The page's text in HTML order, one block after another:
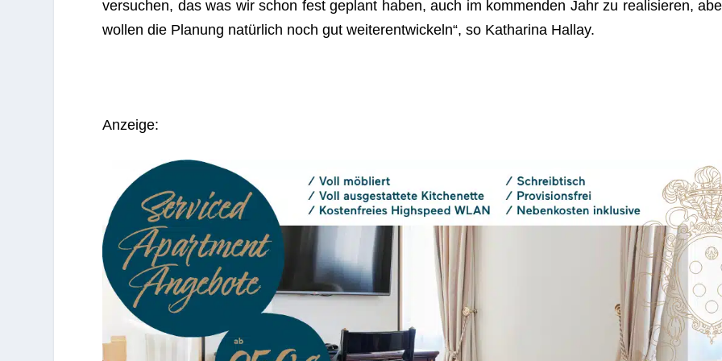
ver­su­chen, das was wir schon fest geplant haben, auch im kom­men­den Jahr zu rea­li­sie­ren,
wol­len die Pla­nung natür­lich noch gut wei­ter­ent­wi­ckeln“, so Katha­rina Hallay.
Anzeige: